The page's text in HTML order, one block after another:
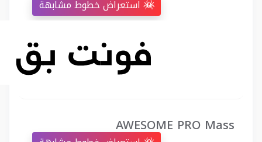
AWESOME PRO Mass